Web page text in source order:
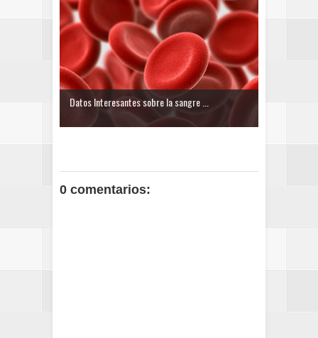
Datos Interesantes sobre la sangre ...
0 comentarios: